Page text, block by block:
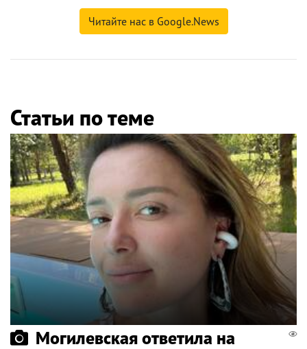
Читайте нас в Google.News
Статьи по теме
Могилевская ответила на